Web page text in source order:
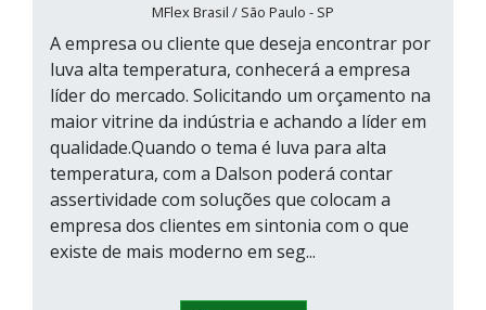
MFlex Brasil / São Paulo - SP
A empresa ou cliente que deseja encontrar por
luva alta temperatura, conhecerá a empresa
líder do mercado. Solicitando um orçamento na
maior vitrine da indústria e achando a líder em
qualidade.Quando o tema é luva para alta
temperatura, com a Dalson poderá contar
assertividade com soluções que colocam a
empresa dos clientes em sintonia com o que
existe de mais moderno em seg...